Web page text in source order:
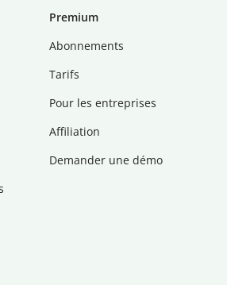
Premium
Abonnements
Tarifs
Pour les entreprises
Affiliation
Demander une démo